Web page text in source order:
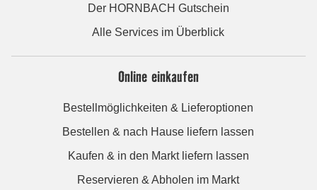
Der HORNBACH Gutschein
Alle Services im Überblick
Online einkaufen
Bestellmöglichkeiten & Lieferoptionen
Bestellen & nach Hause liefern lassen
Kaufen & in den Markt liefern lassen
Reservieren & Abholen im Markt